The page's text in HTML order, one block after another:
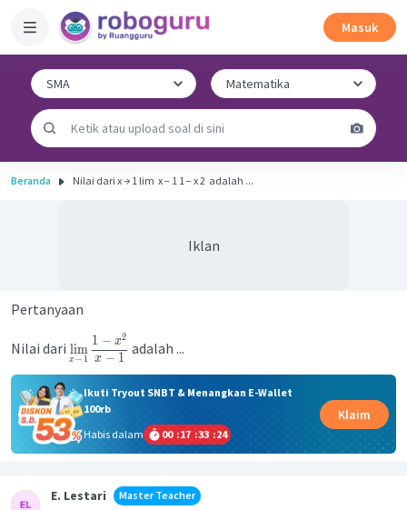
Masuk
Beranda Nilai dari x → 1 lim ​ x − 1 1 − x 2 ​ adalah ...
Iklan
Pertanyaan
Nilai dari
x→ 1
lim
x − 1
1 − x2
adalah ...
Ikuti Tryout SNBT & Menangkan E-Wallet
100rb
Habis dalam
00 :17 :33 :24
Klaim
E. Lestari
Master Teacher